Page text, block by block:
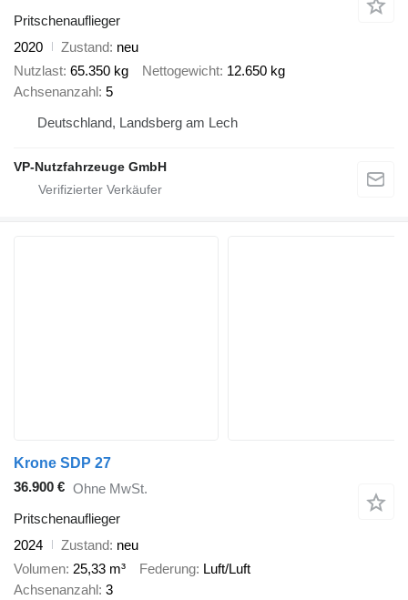
Pritschenauflieger
2020
Zustand neu
Nutzlast 65.350 kg Nettogewicht 12.650 kg
Achsenanzahl 5
Deutschland, Landsberg am Lech
VP-Nutzfahrzeuge GmbH
Krone SDP 27
36.900 € Ohne MwSt.
Pritschenauflieger
2024
Zustand neu
Volumen 25,33 m³ Federung Luft/Luft
Achsenanzahl 3